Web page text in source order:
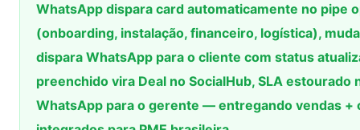
WhatsApp dispara card automaticamente no pipe
(onboarding, instalação, financeiro, logística),
dispara WhatsApp para o cliente com status
preenchido vira Deal no SocialHub, SLA estourado
WhatsApp para o gerente — entregando vendas +